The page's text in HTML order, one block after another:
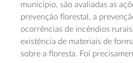
município, são avaliadas as
prevenção florestal, a
ocorrências de incêndios
existência de materiais de
sobre a floresta. Foi